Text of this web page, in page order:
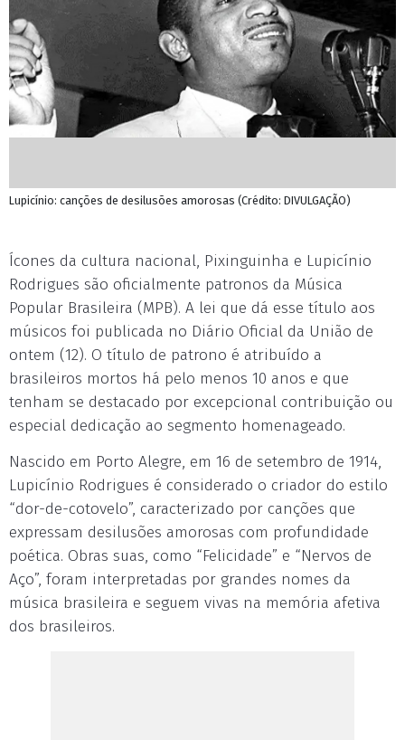
Lupicínio: canções de desilusões amorosas (Crédito: DIVULGAÇÃO)
Ícones da cultura nacional, Pixinguinha e Lupicínio
Rodrigues são oficialmente patronos da Música
Popular Brasileira (MPB). A lei que dá esse título aos
músicos foi publicada no Diário Oficial da União de
ontem (12). O título de patrono é atribuído a
brasileiros mortos há pelo menos 10 anos e que
tenham se destacado por excepcional contribuição ou
especial dedicação ao segmento homenageado.
Nascido em Porto Alegre, em 16 de setembro de 1914,
Lupicínio Rodrigues é considerado o criador do estilo
“dor-de-cotovelo”, caracterizado por canções que
expressam desilusões amorosas com profundidade
poética. Obras suas, como “Felicidade” e “Nervos de
Aço”, foram interpretadas por grandes nomes da
música brasileira e seguem vivas na memória afetiva
dos brasileiros.